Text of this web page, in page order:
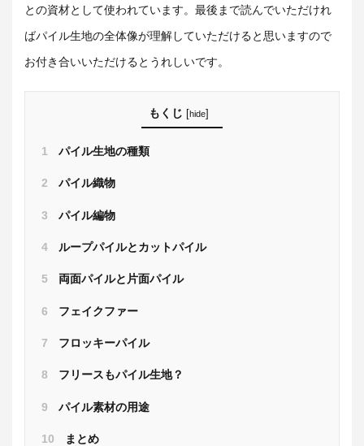
との資材として使われています。最後まで読んでいただけれ
ばパイル生地の全体像が理解していただけると思いますので
お付き合いいただけるとうれしいです。
もくじ hide]
1 パイル生地の種類
2 パイル織物
3 パイル編物
4 ループパイルとカットパイル
5 両面パイルと片面パイル
6 フェイクファー
7 フロッキーパイル
8 フリースもパイル生地？
9 パイル素材の用途
10 まとめ